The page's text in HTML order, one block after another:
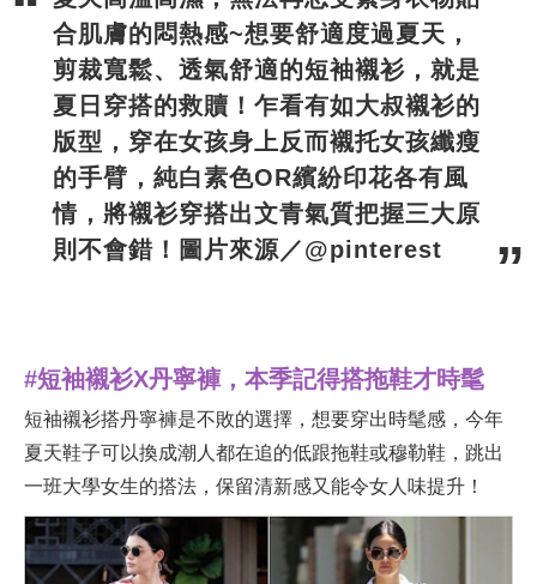
合肌膚的悶熱感~想要舒適度過夏天，
剪裁寬鬆、透氣舒適的短袖襯衫，就是
夏日穿搭的救贖！乍看有如大叔襯衫的
版型，穿在女孩身上反而襯托女孩纖瘦
的手臂，純白素色OR繽紛印花各有風
情，將襯衫穿搭出文青氣質把握三大原
則不會錯！圖片來源／@pinterest
#短袖襯衫X丹寧褲，本季記得搭拖鞋才時髦
短袖襯衫搭丹寧褲是不敗的選擇，想要穿出時髦感，今年
夏天鞋子可以換成潮人都在追的低跟拖鞋或穆勒鞋，跳出
一班大學女生的搭法，保留清新感又能令女人味提升！